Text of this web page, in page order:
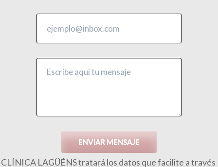
ENVIAR MENSAJE
CLÍNICA LAGÜÉNS tratará los datos que facilite a través